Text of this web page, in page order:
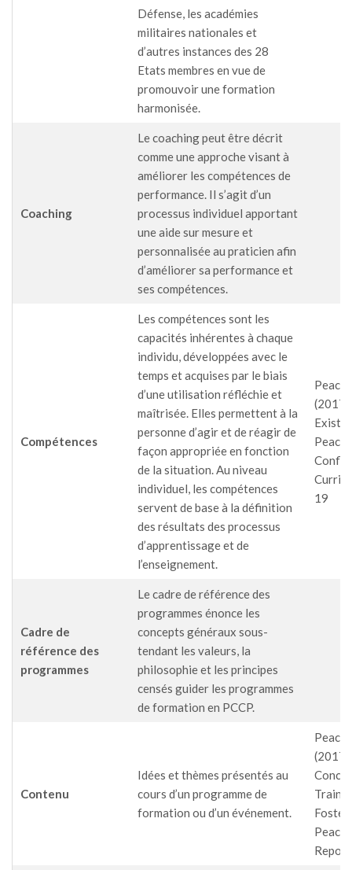
Défense, les académies
militaires nationales et
d’autres instances des 28
Etats membres en vue de
promouvoir une formation
harmonisée.
Coaching
Le coaching peut être décrit
comme une approche visant à
améliorer les compétences de
performance. Il s’agit d’un
processus individuel apportant
une aide sur mesure et
personnalisée au praticien afin
d’améliorer sa performance et
ses compétences.
Compétences
Les compétences sont les
capacités inhérentes à chaque
individu, développées avec le
temps et acquises par le biais
d’une utilisation réfléchie et
maîtrisée. Elles permettent à la
personne d’agir et de réagir de
façon appropriée en fonction
de la situation. Au niveau
individuel, les compétences
servent de base à la définition
des résultats des processus
d’apprentissage et de
l’enseignement.
19
Cadre de
référence des
programmes
Le cadre de référence des
programmes énonce les
concepts généraux sous-
tendant les valeurs, la
philosophie et les principes
censés guider les programmes
de formation en PCCP.
Contenu
Idées et thèmes présentés au
cours d’un programme de
formation ou d’un événement.
(2017)
Foster